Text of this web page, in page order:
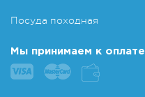
Посуда походная
Мы принимаем к оплате